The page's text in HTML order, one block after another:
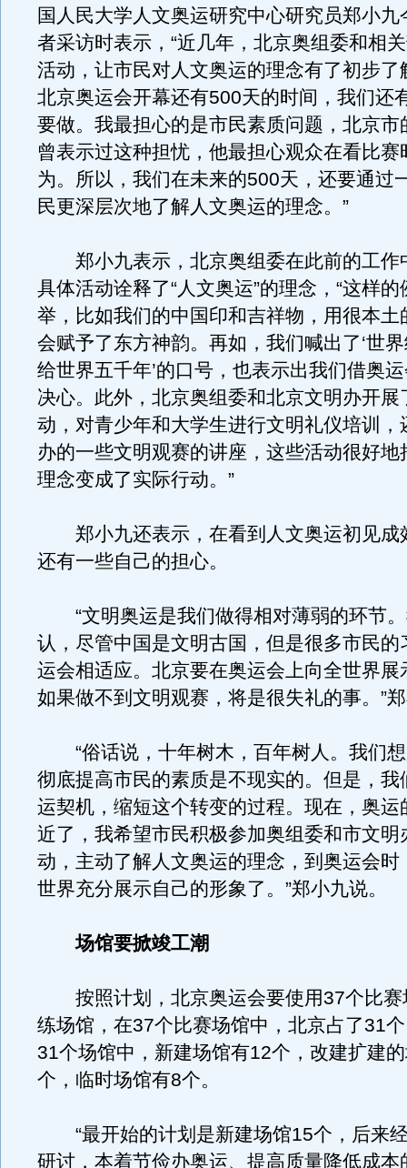
国人民大学人文奥运研究中心研究员郑小九
者采访时表示，“近几年，北京奥组委和相
活动，让市民对人文奥运的理念有了初步了
北京奥运会开幕还有500天的时间，我们还
要做。我最担心的是市民素质问题，北京市
曾表示过这种担忧，他最担心观众在看比赛
为。所以，我们在未来的500天，还要通过
民更深层次地了解人文奥运的理念。”
郑小九表示，北京奥组委在此前的工作
具体活动诠释了“人文奥运”的理念，“这样
举，比如我们的中国印和吉祥物，用很本土
会赋予了东方神韵。再如，我们喊出了‘世
给世界五千年’的口号，也表示出我们借奥
决心。此外，北京奥组委和北京文明办开展
动，对青少年和大学生进行文明礼仪培训，
办的一些文明观赛的讲座，这些活动很好地
理念变成了实际行动。”
郑小九还表示，在看到人文奥运初见成
还有一些自己的担心。
“文明奥运是我们做得相对薄弱的环节。
认，尽管中国是文明古国，但是很多市民的
运会相适应。北京要在奥运会上向全世界展
如果做不到文明观赛，将是很失礼的事。”
“俗话说，十年树木，百年树人。我们想
彻底提高市民的素质是不现实的。但是，我
运契机，缩短这个转变的过程。现在，奥运
近了，我希望市民积极参加奥组委和市文明
动，主动了解人文奥运的理念，到奥运会时
世界充分展示自己的形象了。”郑小九说。
场馆要掀竣工潮
按照计划，北京奥运会要使用37个比赛
练场馆，在37个比赛场馆中，北京占了31
31个场馆中，新建场馆有12个，改建扩建
个，临时场馆有8个。
“最开始的计划是新建场馆15个，后来
研讨，本着节俭办奥运、提高质量降低成本